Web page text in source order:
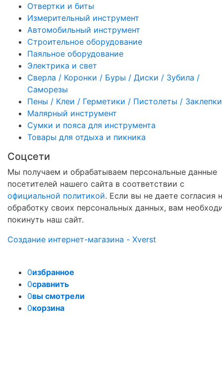
Отвертки и биты
Измерительный инструмент
Автомобильный инструмент
Строительное оборудование
Паяльное оборудование
Электрика и свет
Сверла / Коронки / Буры / Диски / Зубила /
Саморезы
Пены / Клеи / Герметики / Пистолеты / Заклепки
Малярный инструмент
Сумки и пояса для инструмента
Товары для отдыха и пикника
Соцсети
Мы получаем и обрабатываем персональные данные
посетителей нашего сайта в соответствии с
официальной политикой. Если вы не даете согласия
обработку своих персональных данных, вам
покинуть наш сайт.
Создание интернет-магазина - Xverst
0избранное
0сравнить
0вы смотрели
0корзина